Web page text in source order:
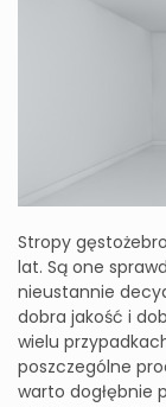
Stropy
lat. Są one
nieustannie
dobra jakość i
wielu
poszczególne
warto dogłębnie